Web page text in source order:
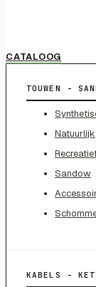
CATALOOG
TOUWEN -
Natuurlijk
Sandow
KABELS -